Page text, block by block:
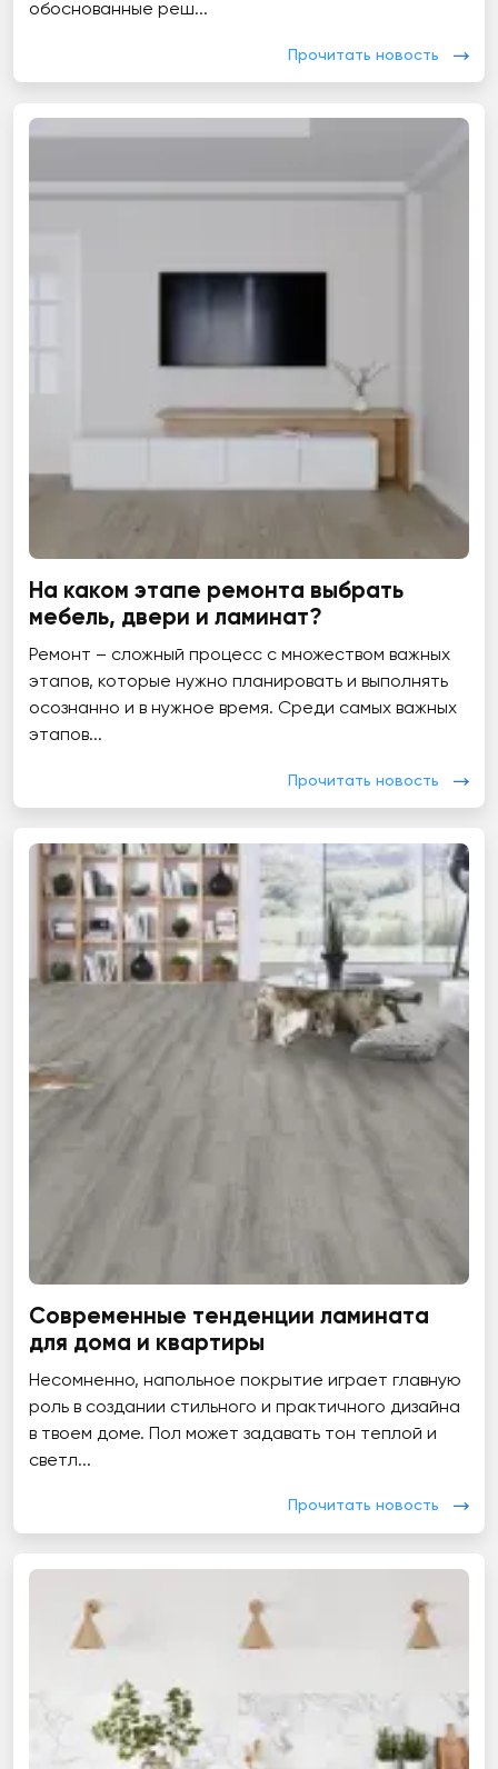
обоснованные реш...
Прочитать новость
На каком этапе ремонта выбрать
мебель, двери и ламинат?
Ремонт – сложный процесс с множеством важных
этапов, которые нужно планировать и выполнять
осознанно и в нужное время. Среди самых важных
этапов...
Прочитать новость
Современные тенденции ламината
для дома и квартиры
Несомненно, напольное покрытие играет главную
роль в создании стильного и практичного дизайна
в твоем доме. Пол может задавать тон теплой и
светл...
Прочитать новость